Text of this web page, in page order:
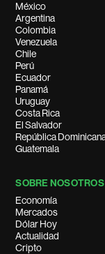
México
Argentina
Colombia
Venezuela
Chile
Perú
Ecuador
Panamá
Uruguay
Costa Rica
El Salvador
República
Guatemala
SOBRE NOSOTROS
Economía
Mercados
Dólar Hoy
Actualidad
Cripto